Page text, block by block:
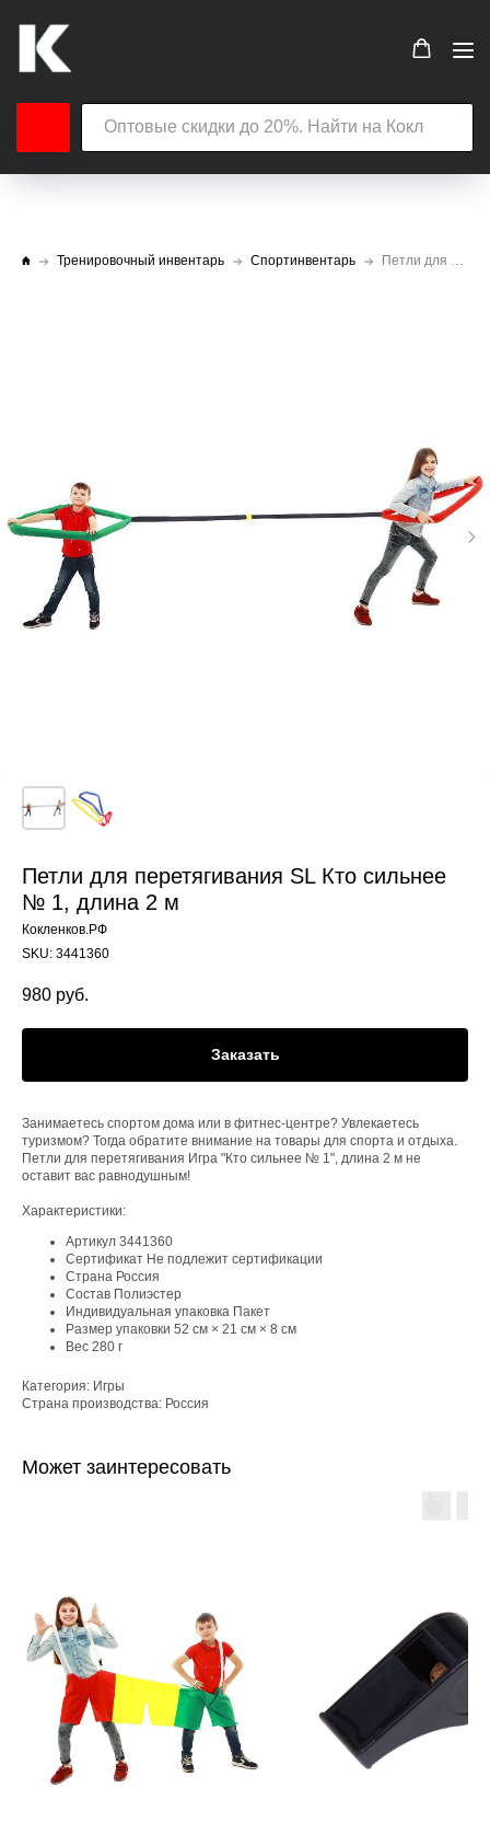
Тренировочный инвентарь Спортинвентарь
Петли для перетягивания SL Кто сильнее
№ 1, длина 2 м
Кокленков.РФ
SKU: 3441360
980 руб.
Заказать
Занимаетесь спортом дома или в фитнес-центре? Увлекаетесь
туризмом? Тогда обратите внимание на товары для спорта и отдыха.
Петли для перетягивания Игра "Кто сильнее № 1", длина 2 м не
оставит вас равнодушным!
Характеристики:
Артикул 3441360
Сертификат Не подлежит сертификации
Страна Россия
Состав Полиэстер
Индивидуальная упаковка Пакет
Размер упаковки 52 см × 21 см × 8 см
Вес 280 г
Категория: Игры
Страна производства: Россия
Может заинтересовать